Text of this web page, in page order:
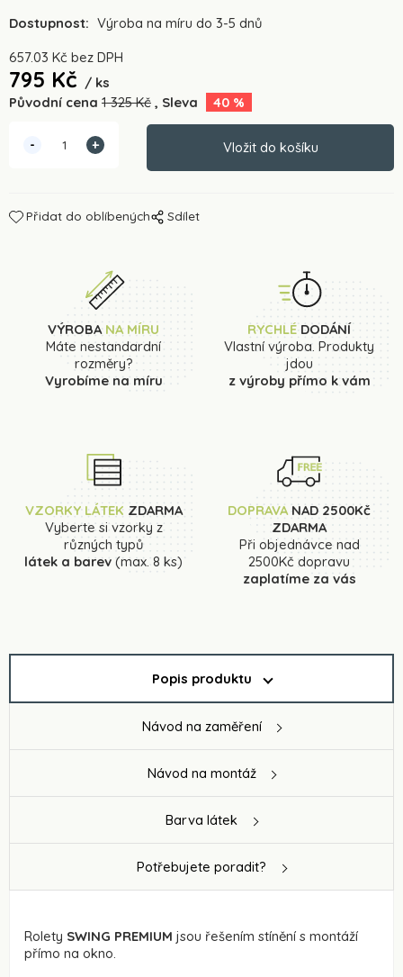
Dostupnost: Výroba na míru do 3-5 dnů
657.03 Kč bez DPH
795 Kč
ks
Původní cena 1 325Kč Sleva 40 %
Přidat do oblíbených Sdílet
VÝROBA NA MÍRU
Máte nestandardní
rozměry?
Vyrobíme na míru
RYCHLÉDODÁNÍ
Vlastní výroba. Produkty
jdou
z výroby přímo k vám
VZORKY LÁTEK ZDARMA
Vyberte si vzorky z
různých typů
látek a barev (max. 8 ks)
DOPRAVA NAD 2500Kč
ZDARMA
Při objednávce nad
2500Kč dopravu
zaplatíme za vás
Popis produktu
Návod na zaměření
Návod na montáž
Barva látek
Potřebujete poradit?
Rolety SWING PREMIUM jsou řešením stínění s montáží
přímo na okno.